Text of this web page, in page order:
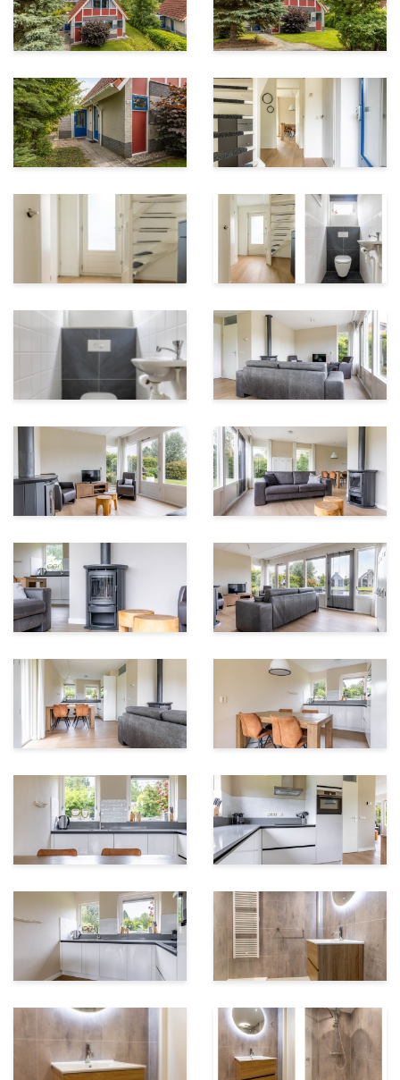
Op slechts 10 minuten rijden ligt het oude centrum van
Appingedam, waar je door mooie straatjes kunt
wandelen en oude gebouwen kunt bekijken. Een
kwartiertje verderop, in Delfzijl, kan je het
MuzeeAquarium bezoeken. Hier leer je meer over hoe
de aarde is ontstaan en kan je een zeeaquarium
bekijken dat in een oude bunker uit de Tweede
Wereldoorlog zit.
Als je liever een grotere stad bezoekt, is Groningen een
halfuurtje rijden. Hier kan je de Martinitoren
beklimmen voor een prachtig uitzicht, het Groninger
Museum bezoeken, of door de stad wandelen en
bijzondere kunst op straat ontdekken.
Voor rust en natuur is het gebied ’t Roegwold rondom
het vakantiepark perfect. Ja kan hier wandelen of
fietsen door rietvelden, bossen, en graslanden. Aan de
overkant van het Schildmeer ligt Tetjehorn, het
grootste rietmoeras van Groningen.
Of je nu houdt van cultuur, geschiedenis, of natuur, in
Villapark Schildmeer is voor iedereen wat te doen.